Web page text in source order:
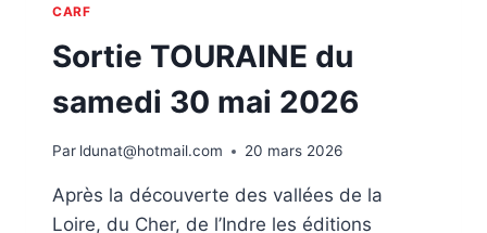
CARF
Sortie TOURAINE du
samedi 30 mai 2026
Par ldunat@hotmail.com 20 mars 2026
Après la découverte des vallées de la
Loire, du Cher, de l’Indre les éditions